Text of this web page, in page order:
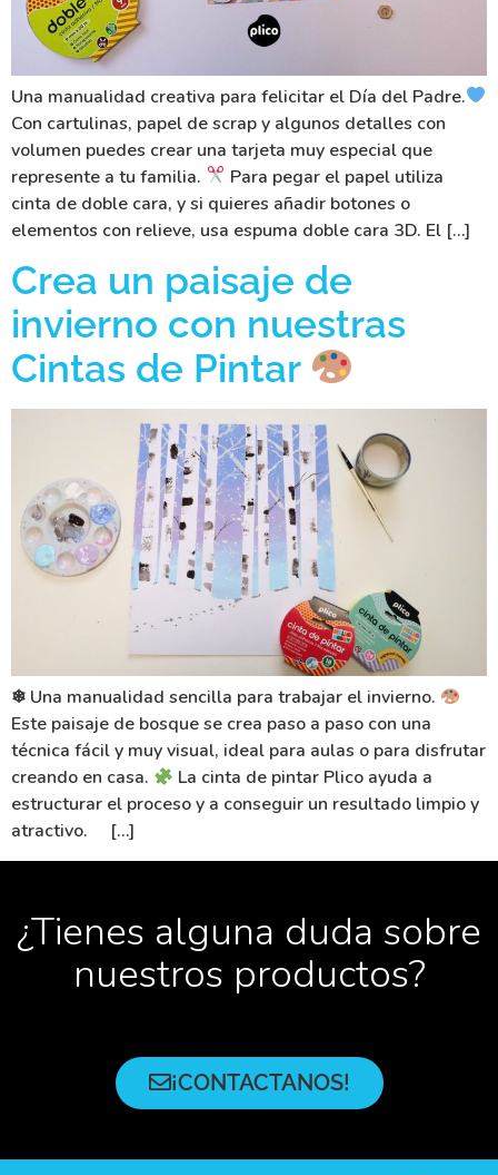
Una manualidad creativa para felicitar el Día del Padre.
Con cartulinas, papel de scrap y algunos detalles con
volumen puedes crear una tarjeta muy especial que
represente a tu familia.
Para pegar el papel utiliza
cinta de doble cara, y si quieres añadir botones o
elementos con relieve, usa espuma doble cara 3D. El […]
Crea un paisaje de
invierno con nuestras
Cintas de Pintar
❄ Una manualidad sencilla para trabajar el invierno.
Este paisaje de bosque se crea paso a paso con una
técnica fácil y muy visual, ideal para aulas o para disfrutar
creando en casa.
La cinta de pintar Plico ayuda a
estructurar el proceso y a conseguir un resultado limpio y
atractivo. […]
¿Tienes alguna duda sobre
nuestros productos?
¡CONTACTANOS!